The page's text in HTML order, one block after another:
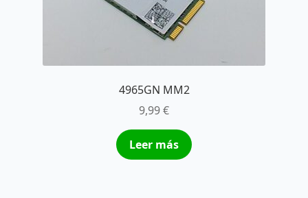
4965GN MM2
9,99€
Leer más